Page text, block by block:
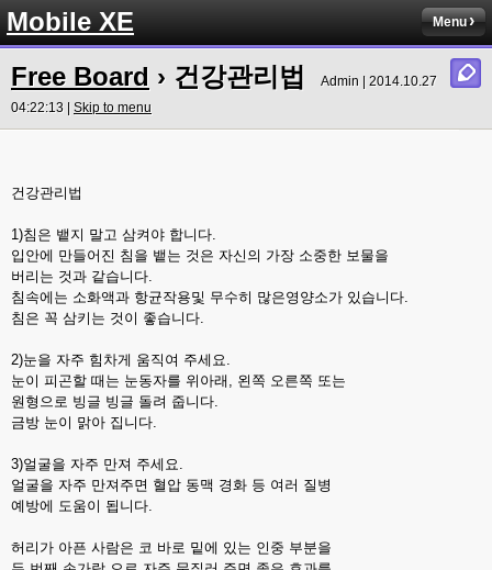
Mobile XE Menu
Free Board › 건강관리법
Admin | 2014.10.27
04:22:13 | Skip to menu
건강관리법
1)침은 뱉지 말고 삼켜야 합니다.
입안에 만들어진 침을 뱉는 것은 자신의 가장 소중한 보물을
버리는 것과 같습니다.
침속에는 소화액과 항균작용및 무수히 많은영양소가 있습니다.
침은 꼭 삼키는 것이 좋습니다.
2)눈을 자주 힘차게 움직여 주세요.
눈이 피곤할 때는 눈동자를 위아래, 왼쪽 오른쪽 또는
원형으로 빙글 빙글 돌려 줍니다.
금방 눈이 맑아 집니다.
3)얼굴을 자주 만져 주세요.
얼굴을 자주 만져주면 혈압 동맥 경화 등 여러 질병
예방에 도움이 됩니다.
허리가 아픈 사람은 코 바로 밑에 있는 인중 부분을